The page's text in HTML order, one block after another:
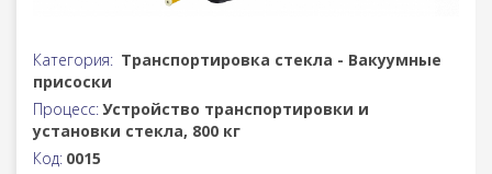
Категория: Транспортировка стекла - Вакуумные
присоски
Процесс:Устройство транспортировки и
установки стекла, 800 кг
Код: 0015